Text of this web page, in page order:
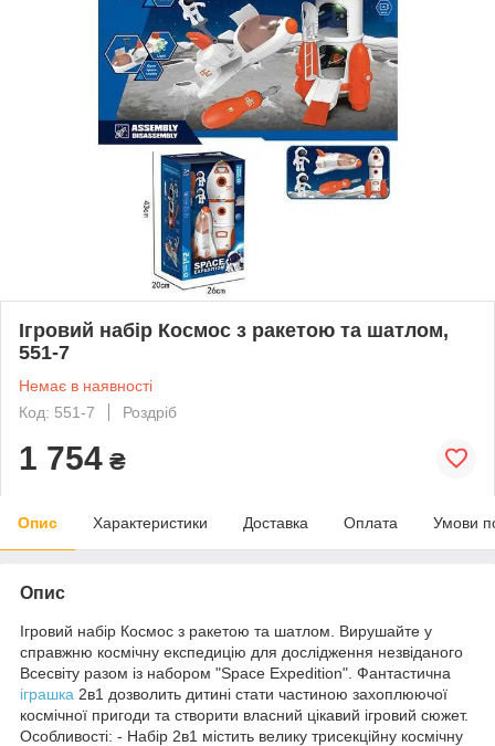
Ігровий набір Космос з ракетою та шатлом,
551-7
Немає в наявності
Код: 551-7
Роздріб
1 754 ₴
Опис Характеристики Доставка Оплата Умови
Опис
Ігровий набір Космос з ракетою та шатлом. Вирушайте у
справжню космічну експедицію для дослідження незвіданого
Всесвіту разом із набором "Space Expedition". Фантастична
іграшка 2в1 дозволить дитині стати частиною захоплюючої
космічної пригоди та створити власний цікавий ігровий сюжет.
Особливості: - Набір 2в1 містить велику трисекційну космічну